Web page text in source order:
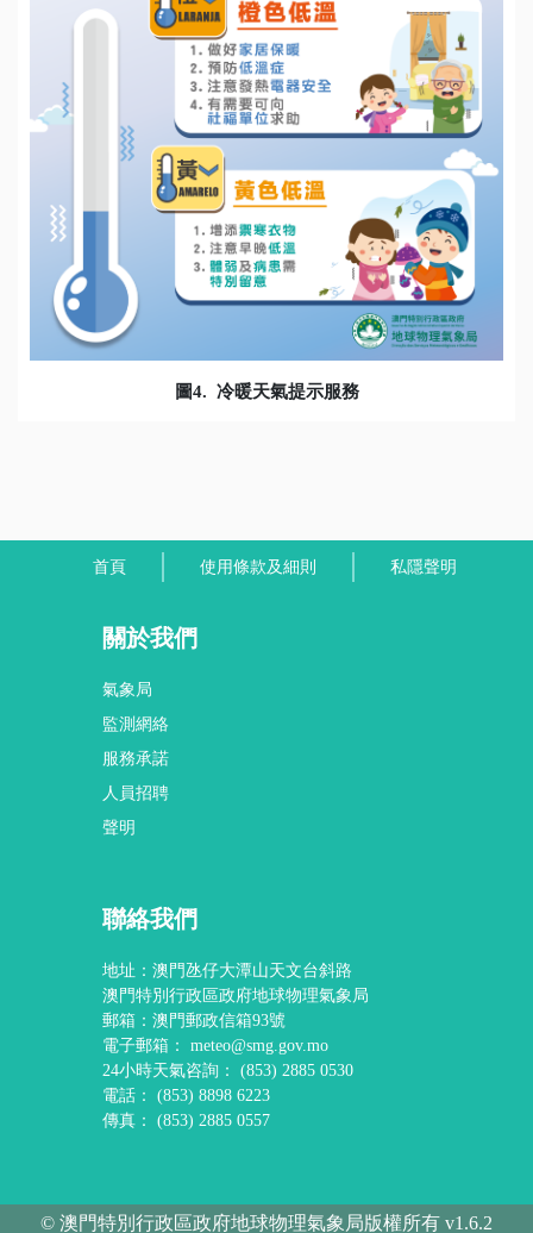
圖4. 冷暖天氣提示服務
首頁 使用條款及細則 私隱聲明
關於我們
氣象局
監測網絡
服務承諾
人員招聘
聲明
聯絡我們
地址：澳門氹仔大潭山天文台斜路
澳門特別行政區政府地球物理氣象局
郵箱：澳門郵政信箱93號
電子郵箱：meteo@smg.gov.mo
24小時天氣咨詢：(853) 2885 0530
電話：(853) 8898 6223
傳真： (853) 2885 0557
© 澳門特別行政區政府地球物理氣象局版權所有 v1.6.2